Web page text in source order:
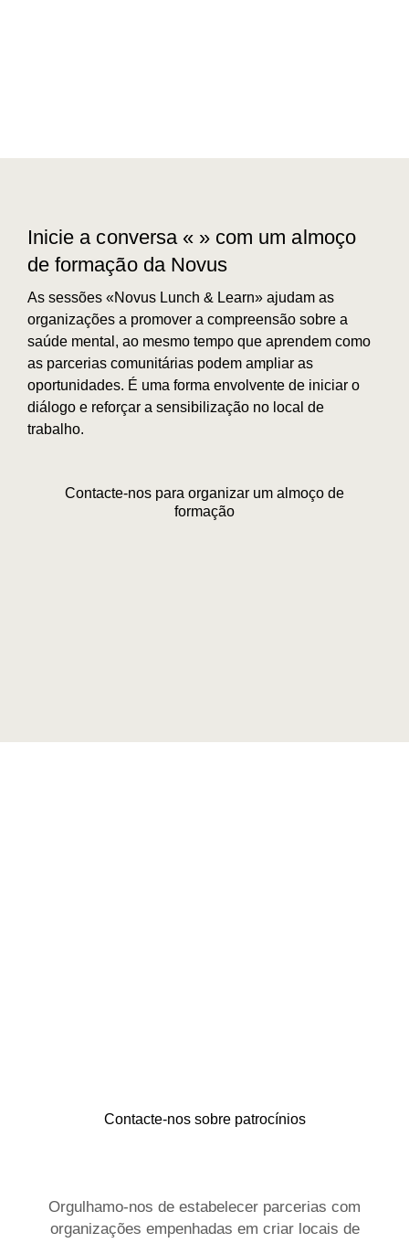
Inicie a conversa « » com um almoço
de formação da Novus
As sessões «Novus Lunch & Learn» ajudam as
organizações a promover a compreensão sobre a
saúde mental, ao mesmo tempo que aprendem como
as parcerias comunitárias podem ampliar as
oportunidades. É uma forma envolvente de iniciar o
diálogo e reforçar a sensibilização no local de
trabalho.
Contacte-nos para organizar um almoço de
formação
Contacte-nos sobre patrocínios
Orgulhamo-nos de estabelecer parcerias com
organizações empenhadas em criar locais de